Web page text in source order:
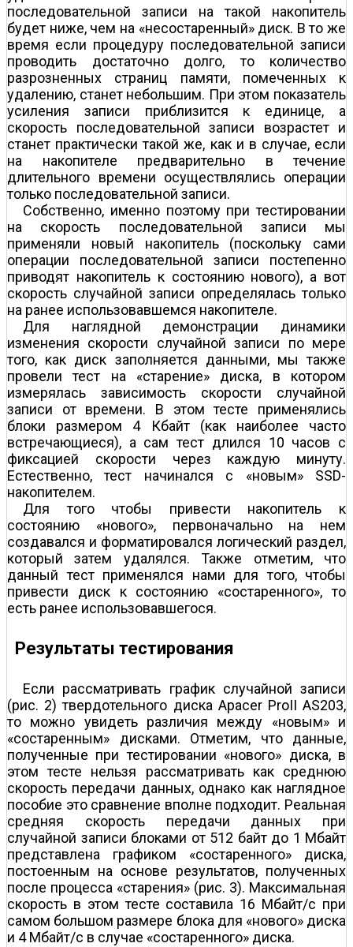
последовательной записи на такой накопитель
будет ниже, чем на «несостаренный» диск. В то же
время если процедуру последовательной записи
проводить достаточно долго, то количество
разрозненных страниц памяти, помеченных к
удалению, станет небольшим. При этом показатель
усиления записи приблизится к единице, а
скорость последовательной записи возрастет и
станет практически такой же, как и в случае, если
на накопителе предварительно в течение
длительного времени осуществлялись операции
только последовательной записи.
Собственно, именно поэтому при тестировании
на скорость последовательной записи мы
применяли новый накопитель (поскольку сами
операции последовательной записи постепенно
приводят накопитель к состоянию нового), а вот
скорость случайной записи определялась только
на ранее использовавшемся накопителе.
Для наглядной демонстрации динамики
изменения скорости случайной записи по мере
того, как диск заполняется данными, мы также
провели тест на «старение» диска, в котором
измерялась зависимость скорости случайной
записи от времени. В этом тесте применялись
блоки размером 4 Кбайт (как наиболее часто
встречающиеся), а сам тест длился 10 часов с
фиксацией скорости через каждую минуту.
Естественно, тест начинался с «новым» SSD-
накопителем.
Для того чтобы привести накопитель к
состоянию «нового», первоначально на нем
создавался и форматировался логический раздел,
который затем удалялся. Также отметим, что
данный тест применялся нами для того, чтобы
привести диск к состоянию «состаренного», то
есть ранее использовавшегося.
Результаты тестирования
Если рассматривать график случайной записи
(рис. 2) твердотельного диска Apacer ProII AS203,
то можно увидеть различия между «новым» и
«состаренным» дисками. Отметим, что данные,
полученные при тестировании «нового» диска, в
этом тесте нельзя рассматривать как среднюю
скорость передачи данных, однако как наглядное
пособие это сравнение вполне подходит. Реальная
средняя скорость передачи данных при
случайной записи блоками от 512 байт до 1 Мбайт
представлена графиком «состаренного» диска,
постоенным на основе результатов, полученных
после процесса «старения» (рис. 3). Максимальная
скорость в этом тесте составила 16 Мбайт/с при
самом большом размере блока для «нового» диска
и 4 Мбайт/с в случае «состаренного» диска.